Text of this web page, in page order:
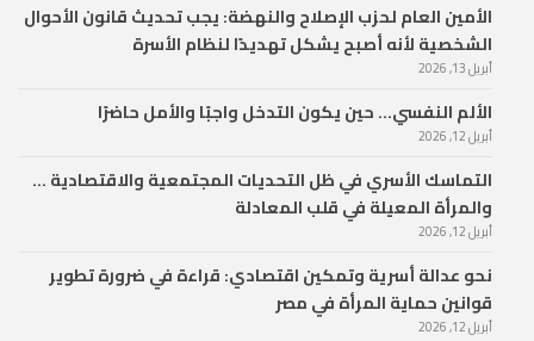
الأمين العام لحزب الإصلاح والنهضة: يجب تحديث قانون الأحوال
الشخصية لأنه أصبح يشكل تهديدًا لنظام الأسرة
أبريل 13, 2026
الألم النفسي… حين يكون التدخل واجبًا والأمل حاضرًا
أبريل 12, 2026
التماسك الأسري في ظل التحديات المجتمعية والاقتصادية …
والمرأة المعيلة في قلب المعادلة
أبريل 12, 2026
نحو عدالة أسرية وتمكين اقتصادي: قراءة في ضرورة تطوير
قوانين حماية المرأة في مصر
أبريل 12, 2026